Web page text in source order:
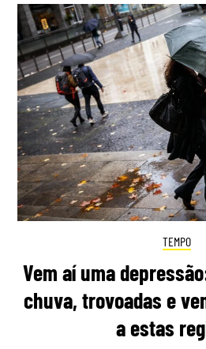
TEMPO
Vem aí uma
chuva, trovoadas e
a estas